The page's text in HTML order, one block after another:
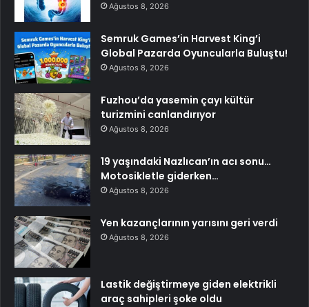
Ağustos 8, 2026
Semruk Games’in Harvest King’i
Global Pazarda Oyuncularla Buluştu!
Ağustos 8, 2026
Fuzhou’da yasemin çayı kültür
turizmini canlandırıyor
Ağustos 8, 2026
19 yaşındaki Nazlıcan’ın acı sonu…
Motosikletle giderken…
Ağustos 8, 2026
Yen kazançlarının yarısını geri verdi
Ağustos 8, 2026
Lastik değiştirmeye giden elektrikli
araç sahipleri şoke oldu